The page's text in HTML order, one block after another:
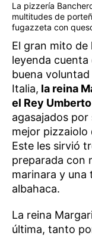
La pizzería
multitudes de
fugazzeta con
El gran mito de
leyenda
buena
Italia, la reina
el Rey
agasajados
mejor pizzaiolo
Este les sirvió
preparada con
marinara y una
albahaca.
La reina
última, tanto